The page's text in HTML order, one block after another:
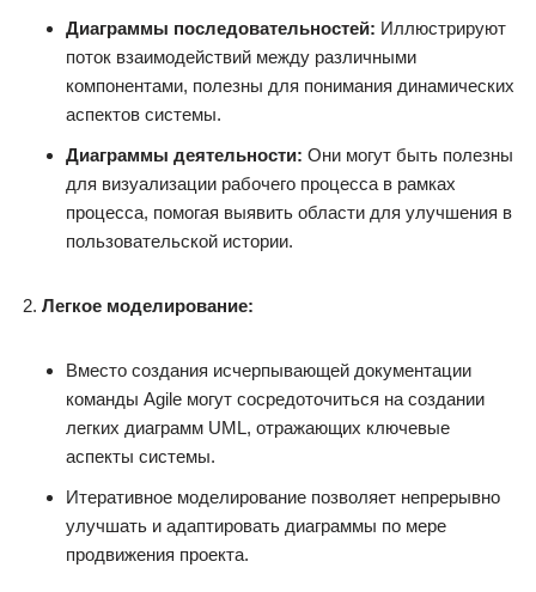
Диаграммы последовательностей: Иллюстрируют
поток взаимодействий между различными
компонентами, полезны для понимания динамических
аспектов системы.
Диаграммы деятельности: Они могут быть полезны
для визуализации рабочего процесса в рамках
процесса, помогая выявить области для улучшения в
пользовательской истории.
Легкое моделирование:
Вместо создания исчерпывающей документации
команды Agile могут сосредоточиться на создании
легких диаграмм UML, отражающих ключевые
аспекты системы.
Итеративное моделирование позволяет непрерывно
улучшать и адаптировать диаграммы по мере
продвижения проекта.